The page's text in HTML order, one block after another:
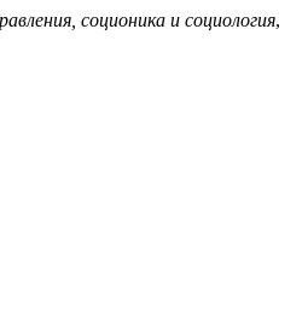
соционика и социология,